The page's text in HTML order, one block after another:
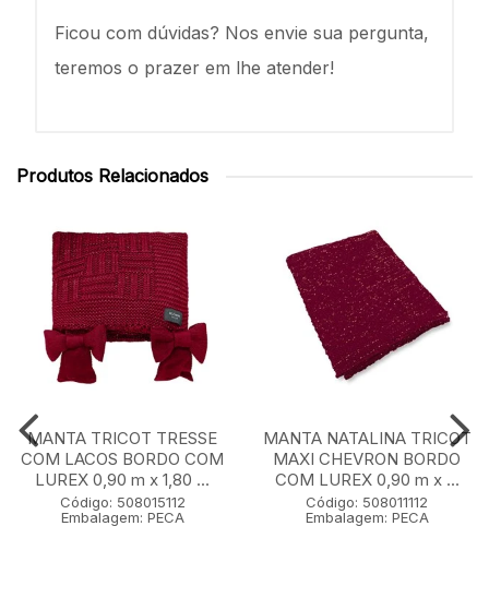
Ficou com dúvidas? Nos envie sua pergunta,
teremos o prazer em lhe atender!
Produtos Relacionados
MANTA TRICOT TRESSE
COM LACOS BORDO COM
LUREX 0,90 m x 1,80 ...
Código: 508015112
Embalagem: PECA
MANTA NATALINA TRICOT
MAXI CHEVRON BORDO
COM LUREX 0,90 m x ...
Código: 508011112
Embalagem: PECA